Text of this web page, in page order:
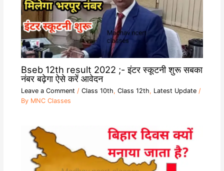
Bseb 12th result 2022 ;- इंटर स्कूटनी शुरू सबका
नंबर बढ़ेगा ऐसे करें आवेदन
Leave a Comment / Class 10th, Class 12th, Latest Update/
By MNC Classes